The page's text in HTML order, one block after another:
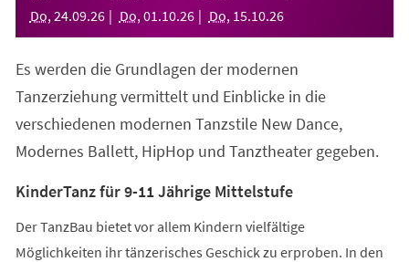
Do, 24.09.26 Do, 01 .10.26 Do, 15.10.26
Es werden die Grundlagen der modernen
Tanzerziehung vermittelt und Einblicke in die
verschiedenen modernen Tanzstile New Dance,
Modernes Ballett, HipHop und Tanztheater gegeben.
KinderTanz für 9-11 Jährige Mittelstufe
Der TanzBau bietet vor allem Kindern vielfältige
Möglichkeiten ihr tänzerisches Geschick zu erproben. In den